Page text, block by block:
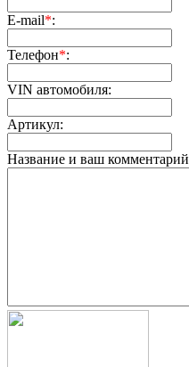
E-mail*:
Телефон*:
VIN автомобиля:
Артикул:
Название и ваш комментарий